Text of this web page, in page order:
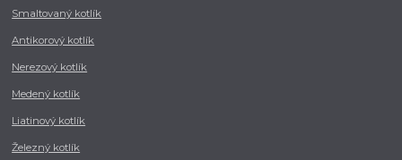
Smaltovaný kotlík
Antikorový kotlík
Nerezový kotlík
Medený kotlík
Liatinový kotlík
Železný kotlík